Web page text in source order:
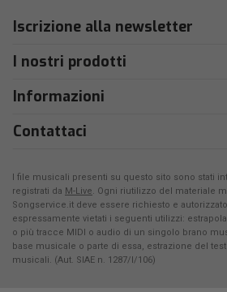
Iscrizione alla newsletter
I nostri prodotti
Informazioni
Contattaci
I file musicali presenti su questo sito sono stati
registrati da M-Live. Ogni riutilizzo del materiale
Songservice.it deve essere richiesto e
espressamente vietati i seguenti utilizzi:
o più tracce MIDI o audio di un singolo brano
base musicale o parte di essa, estrazione del
musicali. (Aut. SIAE n. 1287/I/106)